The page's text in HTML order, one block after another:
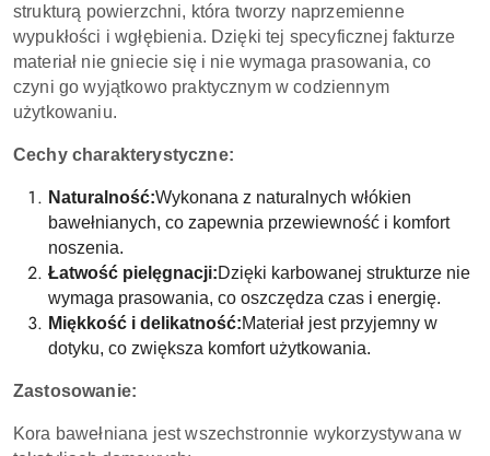
strukturą powierzchni, która tworzy naprzemienne
wypukłości i wgłębienia. Dzięki tej specyficznej fakturze
materiał nie gniecie się i nie wymaga prasowania, co
czyni go wyjątkowo praktycznym w codziennym
użytkowaniu.
Cechy charakterystyczne:
Naturalność:Wykonana z naturalnych włókien
bawełnianych, co zapewnia przewiewność i komfort
noszenia.
Łatwość pielęgnacji:Dzięki karbowanej strukturze nie
wymaga prasowania, co oszczędza czas i energię.
Miękkość i delikatność:Materiał jest przyjemny w
dotyku, co zwiększa komfort użytkowania.
Zastosowanie:
Kora bawełniana jest wszechstronnie wykorzystywana w